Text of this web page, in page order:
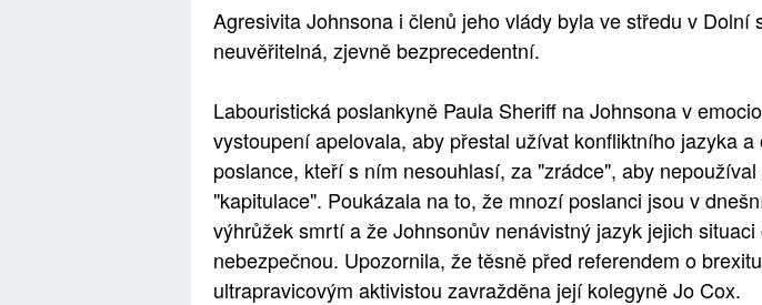
Agresivita Johnsona i členů jeho vlády byla ve středu v Dolní
neuvěřitelná, zjevně bezprecedentní.
Labouristická poslankyně Paula Sheriff na Johnsona v
vystoupení apelovala, aby přestal užívat konfliktního jazyka a
poslance, kteří s ním nesouhlasí, za "zrádce", aby
"kapitulace". Poukázala na to, že mnozí poslanci jsou v
výhrůžek smrtí a že Johnsonův nenávistný jazyk jejich situaci
nebezpečnou. Upozornila, že těsně před referendem o
ultrapravicovým aktivistou zavražděna její kolegyně Jo Cox.